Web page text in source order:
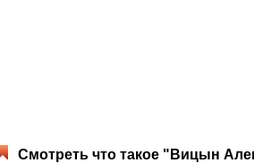
Смотреть что такое "Вицын